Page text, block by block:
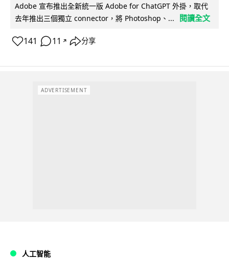
Adobe 宣布推出全新統一版 Adobe for ChatGPT 外掛，取代
去年推出三個獨立 connector，將 Photoshop、...
閱讀全文
141 11 ↗ 分享
ADVERTISEMENT
人工智能